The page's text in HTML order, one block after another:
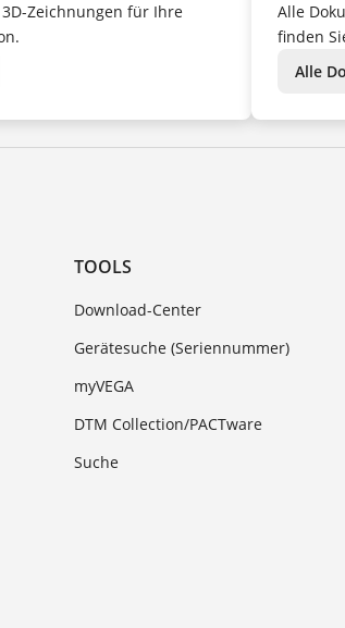
PT
SV
TR
Zeichnungen für Ihre
Alle
finden
Alle
TOOLS
Download-Center
Gerätesuche (Seriennummer)
myVEGA
DTM Collection/PACTware
Suche